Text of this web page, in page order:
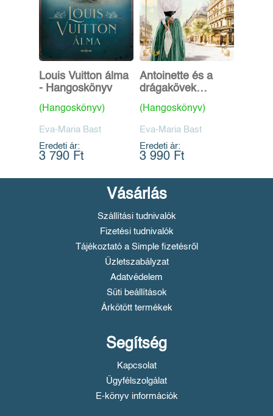
Louis Vuitton álma
- Hangoskönyv
(Hangoskönyv)
Eva-Maria Bast
Eredeti ár:
3 790 Ft
Antoinette és a
drágakövek
Hangoskönyv
(Hangoskönyv)
Eva-Maria Bast
Eredeti ár:
3 990 Ft
Vásárlás
Szállítási tudnivalók
Fizetési tudnivalók
Tájékoztató a Simple fizetésről
Üzletszabályzat
Adatvédelem
Süti beállítások
Árkötött termékek
Segítség
Kapcsolat
Ügyfélszolgálat
E-könyv információk